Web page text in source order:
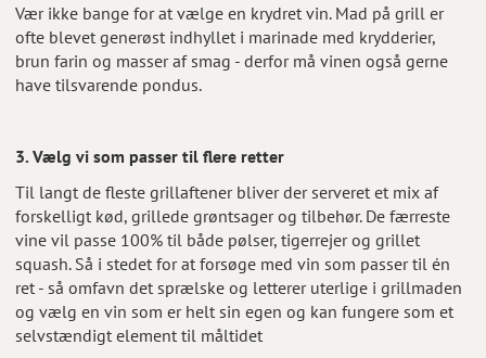
Vær ikke bange for at vælge en krydret vin. Mad på grill er
ofte blevet generøst indhyllet i marinade med krydderier,
brun farin og masser af smag - derfor må vinen også gerne
have tilsvarende pondus.
3. Vælg vi som passer til flere retter
Til langt de fleste grillaftener bliver der serveret et mix af
forskelligt kød, grillede grøntsager og tilbehør. De færreste
vine vil passe 100% til både pølser, tigerrejer og grillet
squash. Så i stedet for at forsøge med vin som passer til én
ret - så omfavn det sprælske og letterer uterlige i grillmaden
og vælg en vin som er helt sin egen og kan fungere som et
selvstændigt element til måltidet